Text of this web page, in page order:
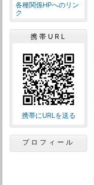
各種関係HPへのリン
ク
携帯URL
携帯にURLを送る
プロフィール